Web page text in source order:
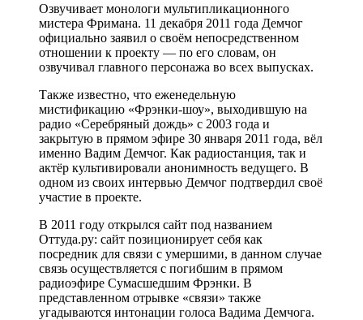
Озвучивает монологи мультипликационного
мистера Фримана. 11 декабря 2011 года Демчог
официально заявил о своём непосредственном
отношении к проекту — по его словам, он
озвучивал главного персонажа во всех выпусках.
Также известно, что еженедельную
мистификацию «Фрэнки-шоу», выходившую на
радио «Серебряный дождь» с 2003 года и
закрытую в прямом эфире 30 января 2011 года, вёл
именно Вадим Демчог. Как радиостанция, так и
актёр культивировали анонимность ведущего. В
одном из своих интервью Демчог подтвердил своё
участие в проекте.
В 2011 году открылся сайт под названием
Оттуда.ру: сайт позиционирует себя как
посредник для связи с умершими, в данном случае
связь осуществляется с погибшим в прямом
радиоэфире Сумасшедшим Фрэнки. В
представленном отрывке «связи» также
угадываются интонации голоса Вадима Демчога.